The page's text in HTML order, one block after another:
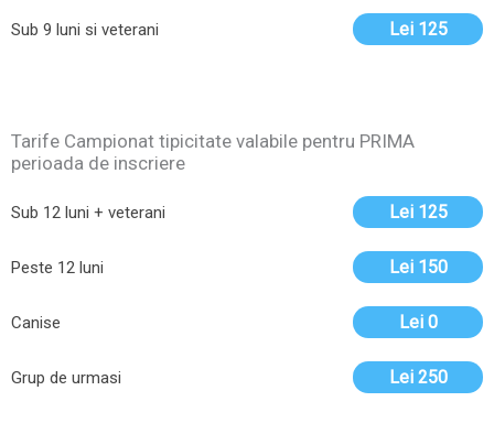
Sub 9 luni si veterani Lei 125
Tarife Campionat tipicitate valabile pentru PRIMA
perioada de inscriere
Sub 12 luni + veterani Lei 125
Peste 12 luni Lei 150
Canise Lei 0
Grup de urmasi Lei 250